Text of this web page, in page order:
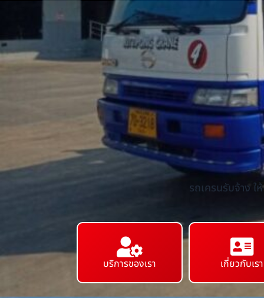
รถเครนรับจ้าง
บริการของเรา เกี่ยวกับเรา